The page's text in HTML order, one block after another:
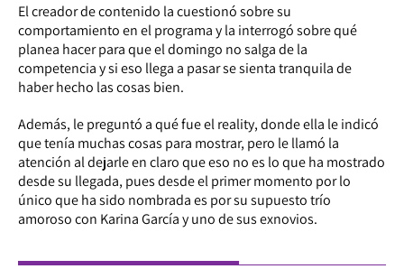
El creador de contenido la cuestionó sobre su
comportamiento en el programa y la interrogó sobre qué
planea hacer para que el domingo no salga de la
competencia y si eso llega a pasar se sienta tranquila de
haber hecho las cosas bien.
Además, le preguntó a qué fue el reality, donde ella le indicó
que tenía muchas cosas para mostrar, pero le llamó la
atención al dejarle en claro que eso no es lo que ha mostrado
desde su llegada, pues desde el primer momento por lo
único que ha sido nombrada es por su supuesto trío
amoroso con Karina García y uno de sus exnovios.